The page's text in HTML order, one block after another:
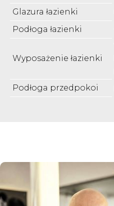
Glazura łazienki
Podłoga łazienki
Wyposażenie łazienki
Podłoga przedpokoi